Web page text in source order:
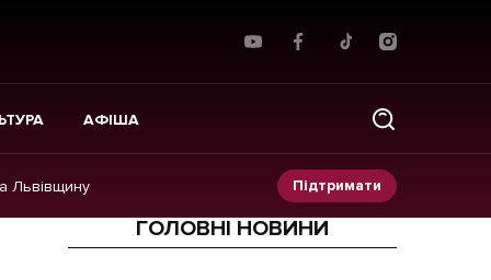
АФІША
Львівщину Підтримати
Прес-релізи
ГОЛОВНІ НОВИНИ